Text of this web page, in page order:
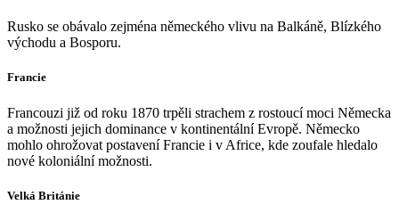
Rusko se obávalo zejména německého vlivu na Balkáně, Blízkého
východu a Bosporu.
Francie
Francouzi již od roku 1870 trpěli strachem z rostoucí moci Německa
a možnosti jejich dominance v kontinentální Evropě. Německo
mohlo ohrožovat postavení Francie i v Africe, kde zoufale hledalo
nové koloniální možnosti.
Velká Británie